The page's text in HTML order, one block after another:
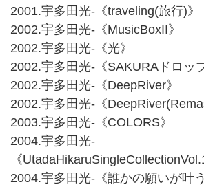
2001.宇多田光-《traveling(旅行)》
2002.宇多田光-《MusicBoxII》
2002.宇多田光-《光》
2002.宇多田光-《SAKURAドロッ
2002.宇多田光-《DeepRiver》
2002.宇多田光-《
2003.宇多田光-《COLORS》
2004.宇多田光-
《
2004.宇多田光-《誰かの願いが叶